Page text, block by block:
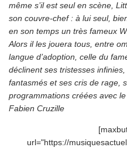
même s’il est seul en scène,
son couvre-chef : à lui seul,
en son temps un très fameux
Alors il les jouera tous, entre
langue d’adoption, celle du
déclinent ses tristesses
fantasmés et ses cris de rage,
programmations créées avec
Fabien Cruzille
url="https://